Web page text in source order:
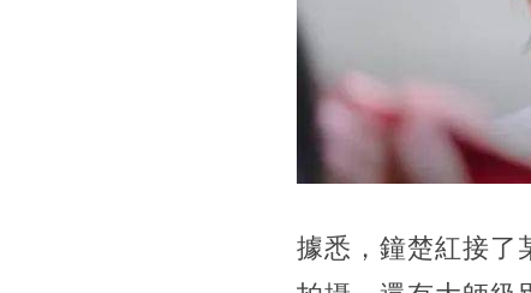
據悉，鐘楚紅接了